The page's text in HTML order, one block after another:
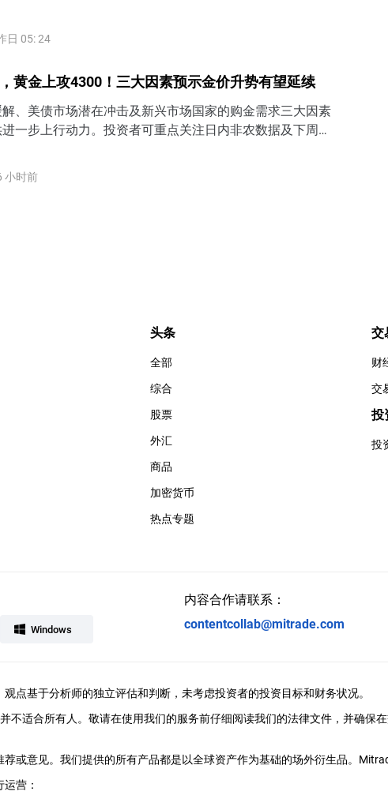
日 05: 24
黄金上攻4300！三大因素预示金价升势有望延续
、美债市场潜在冲击及新兴市场国家的购金需求三大因素
一步上行动力。投资者可重点关注日内非农数据及下周的
小时前
头条
全部
综合
股票
外汇
商品
加密货币
热点专题
交
财
交
投
投
Windows
内容合作请联系：
contentcollab@mitrade.com
点基于分析师的独立评估和判断，未考虑投资者的投资目标和财务状况。
不适合所有人。敬请在使用我们的服务前仔细阅读我们的法律文件，并确保
或意见。我们提供的所有产品都是以全球资产作为基础的场外衍生品。
营：